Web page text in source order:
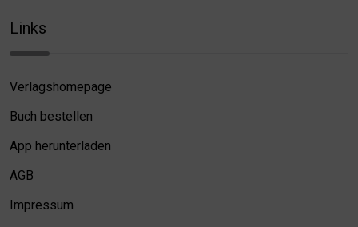
Links
Verlagshomepage
Buch bestellen
App herunterladen
AGB
Impressum